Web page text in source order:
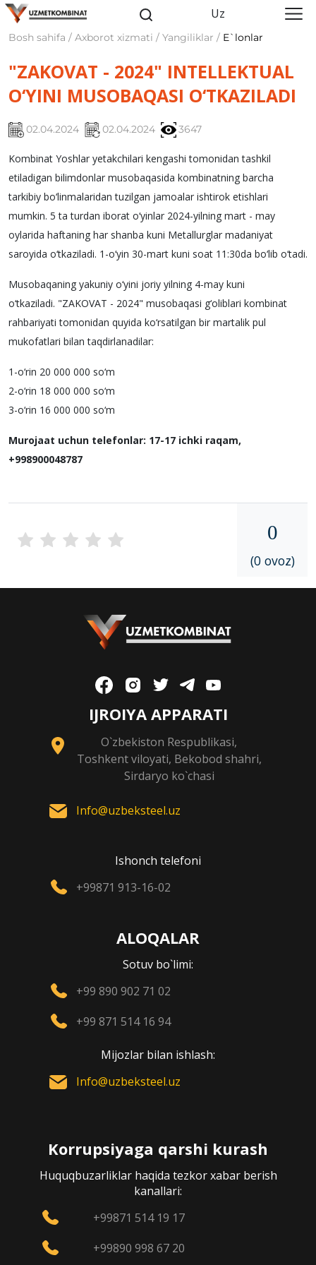
Uz
Bosh sahifa / Axborot xizmati / Yangiliklar / E`lonlar
"ZAKOVAT - 2024" INTELLEKTUAL
O‘YINI MUSOBAQASI O‘TKAZILADI
02.04.2024 02.04.2024 3647
Kombinat Yoshlar yetakchilari kengashi tomonidan tashkil
etiladigan bilimdonlar musobaqasida kombinatning barcha
tarkibiy bo‘linmalaridan tuzilgan jamoalar ishtirok etishlari
mumkin. 5 ta turdan iborat o‘yinlar 2024-yilning mart - may
oylarida haftaning har shanba kuni Metallurglar madaniyat
saroyida o‘tkaziladi. 1-o‘yin 30-mart kuni soat 11:30da bo‘lib o‘tadi.
Musobaqaning yakuniy o‘yini joriy yilning 4-may kuni
o‘tkaziladi. "ZAKOVAT - 2024" musobaqasi g‘oliblari kombinat
rahbariyati tomonidan quyida ko‘rsatilgan bir martalik pul
mukofatlari bilan taqdirlanadilar:
1-o‘rin 20 000 000 so‘m
2-o‘rin 18 000 000 so‘m
3-o‘rin 16 000 000 so‘m
Murojaat uchun telefonlar: 17-17 ichki raqam,
+998900048787
0
(0 ovoz)
IJROIYA APPARATI
O`zbekiston Respublikasi,
Toshkent viloyati, Bekobod shahri,
Sirdaryo ko`chasi
Info@uzbeksteel.uz
Ishonch telefoni
+99871 913-16-02
ALOQALAR
Sotuv bo`limi:
+99 890 902 71 02
+99 871 514 16 94
Mijozlar bilan ishlash:
Info@uzbeksteel.uz
Korrupsiyaga qarshi kurash
Huquqbuzarliklar haqida tezkor xabar berish
kanallari:
+99871 514 19 17
+99890 998 67 20